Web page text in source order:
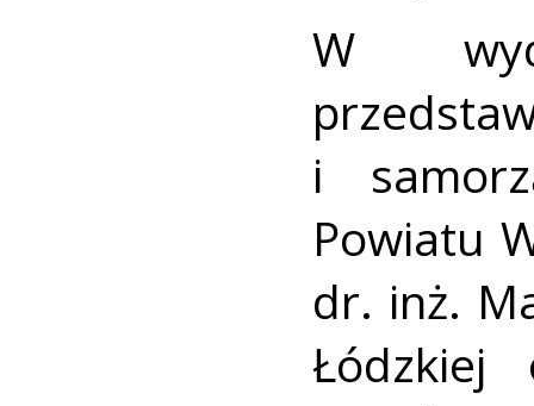
W
i
Powiatu
dr. inż.
Łódzkiej